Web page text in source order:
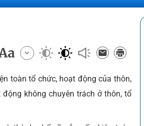
toàn tổ chức, hoạt động của thôn,
không chuyên trách ở thôn, tổ